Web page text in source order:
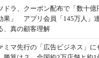
ドラ、クーポン配布で「数十億
果」 アプリ会員「145万人」
、真の顧客理解
ミマ先行の「広告ビジネス」に